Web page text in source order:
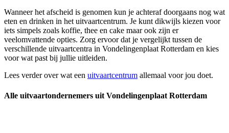
Wanneer het afscheid is genomen kun je achteraf doorgaans nog wat
eten en drinken in het uitvaartcentrum. Je kunt dikwijls kiezen voor
iets simpels zoals koffie, thee en cake maar ook zijn er
veelomvattende opties. Zorg ervoor dat je vergelijkt tussen de
verschillende uitvaartcentra in Vondelingenplaat Rotterdam en kies
voor wat past bij jullie uitleiden.
Lees verder over wat een uitvaartcentrum allemaal voor jou doet.
Alle uitvaartondernemers uit Vondelingenplaat Rotterdam